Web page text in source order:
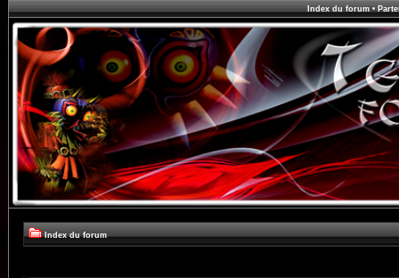
Index du forum•
Index du forum